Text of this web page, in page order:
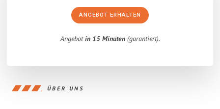
ANGEBOT ERHALTEN
Angebotin 15 Minuten(garantiert).
ÜBER UNS